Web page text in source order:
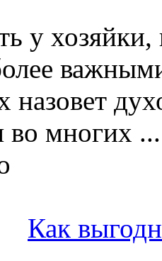
у
назовет
во многих ...
Как